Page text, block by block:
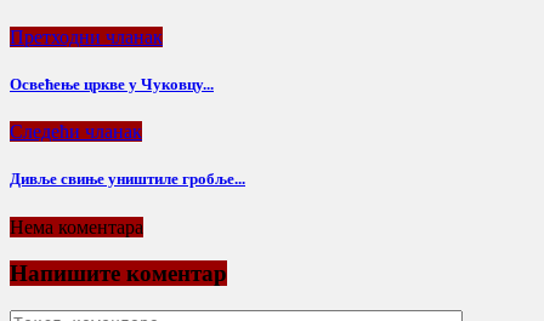
Претходни чланак
Освећење цркве у Чуковцу...
Следећи чланак
Дивље свиње уништиле гробље...
Нема коментара
Напишите коментар